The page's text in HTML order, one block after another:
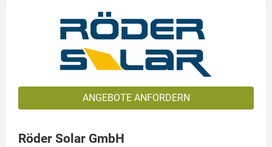
ANGEBOTE ANFORDERN
Röder Solar GmbH